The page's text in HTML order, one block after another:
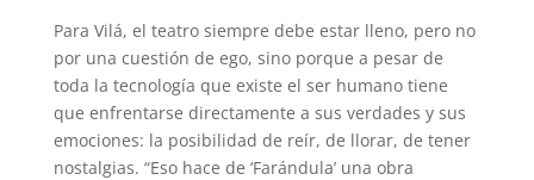
Para Vilá, el teatro siempre debe estar lleno, pero no
por una cuestión de ego, sino porque a pesar de
toda la tecnología que existe el ser humano tiene
que enfrentarse directamente a sus verdades y sus
emociones: la posibilidad de reír, de llorar, de tener
nostalgias. “Eso hace de ‘Farándula’ una obra